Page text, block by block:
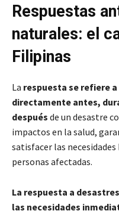
Respuestas
naturales: el
Filipinas
La respuesta se refiere
directamente antes,
después de un desastre
impactos en la salud,
satisfacer las necesidades
personas afectadas.
La respuesta a
las necesidades